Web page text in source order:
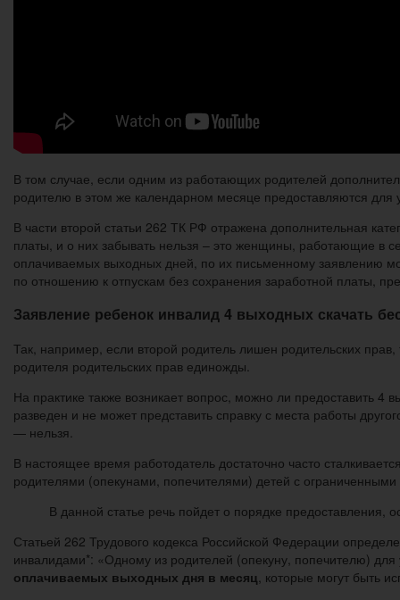
В том случае, если одним из работающих родителей
родителю в этом же календарном месяце предоставляются
В части второй статьи 262 ТК РФ отражена дополнительная
платы, и о них забывать нельзя – это женщины, работающие в
оплачиваемых выходных дней, по их письменному заявлению
по отношению к отпускам без сохранения заработной платы,
Заявление ребенок инвалид 4 выходных скачать
Так, например, если второй родитель лишен родительских
родителя родительских прав единожды.
На практике также возникает вопрос, можно ли предоставить
разведен и не может представить справку с места работы
— нельзя.
В настоящее время работодатель достаточно часто
родителями (опекунами, попечителями) детей с
В данной статье речь пойдет о порядке
Статьей 262 Трудового кодекса Российской Федерации
инвалидами*: «Одному из родителей (опекуну, попечителю)
оплачиваемых выходных дня в месяц , которые могут быть